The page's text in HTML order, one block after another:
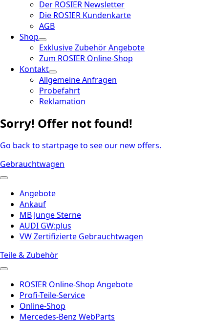
Der ROSIER Newsletter
Die ROSIER Kundenkarte
AGB
Shop
Exklusive Zubehör Angebote
Zum ROSIER Online-Shop
Kontakt
Allgemeine Anfragen
Probefahrt
Reklamation
Sorry! Offer not found!
Go back to startpage to see our new offers.
Gebrauchtwagen
Angebote
Ankauf
MB Junge Sterne
AUDI GW:plus
VW Zertifizierte Gebrauchtwagen
Teile & Zubehör
ROSIER Online-Shop Angebote
Profi-Teile-Service
Online-Shop
Mercedes-Benz WebParts